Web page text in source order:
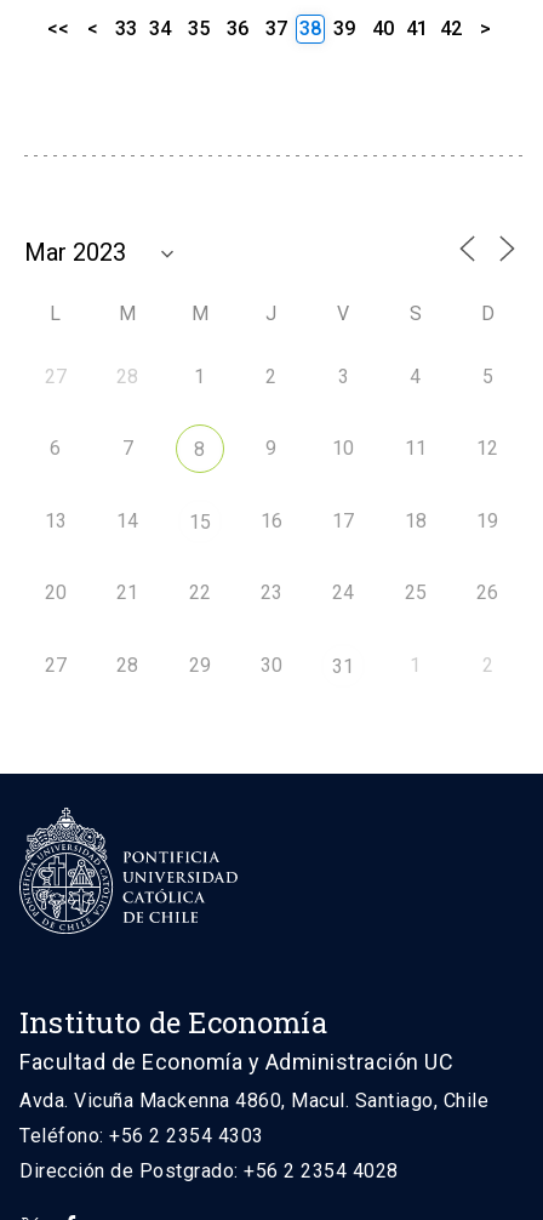
<< < 33 34 35 36 37 38 39 40 41 42 >
L M M J V S D
27 28 1 2 3 4 5
6 7 8 9 10 11 12
13 14 15 16 17 18 19
20 21 22 23 24 25 26
27 28 29 30 31 1 2
Instituto de Economía
Facultad de Economía y Administración UC
Avda. Vicuña Mackenna 4860, Macul. Santiago, Chile
Teléfono: +56 2 2354 4303
Dirección de Postgrado: +56 2 2354 4028